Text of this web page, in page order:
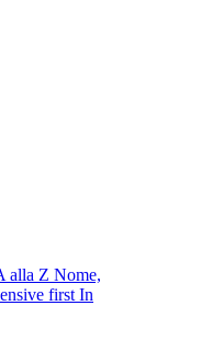
alla Z Nome,
first In